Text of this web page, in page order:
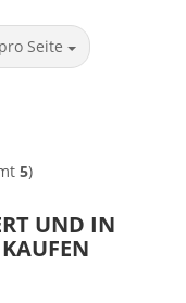
Seite
5)
UND IN